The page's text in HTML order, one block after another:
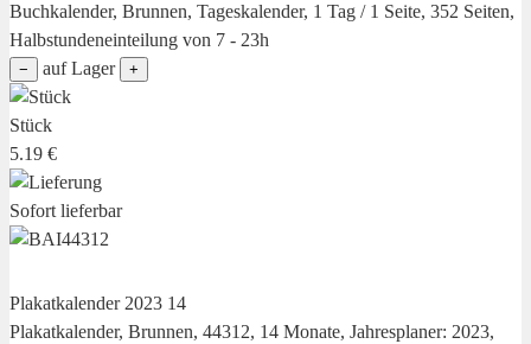
Buchkalender, Brunnen, Tageskalender, 1 Tag / 1 Seite, 352 Seiten,
Halbstundeneinteilung von 7 - 23h
− auf Lager +
Stück
5.19 €
Sofort lieferbar
Plakatkalender 2023 14
Plakatkalender, Brunnen, 44312, 14 Monate, Jahresplaner: 2023,